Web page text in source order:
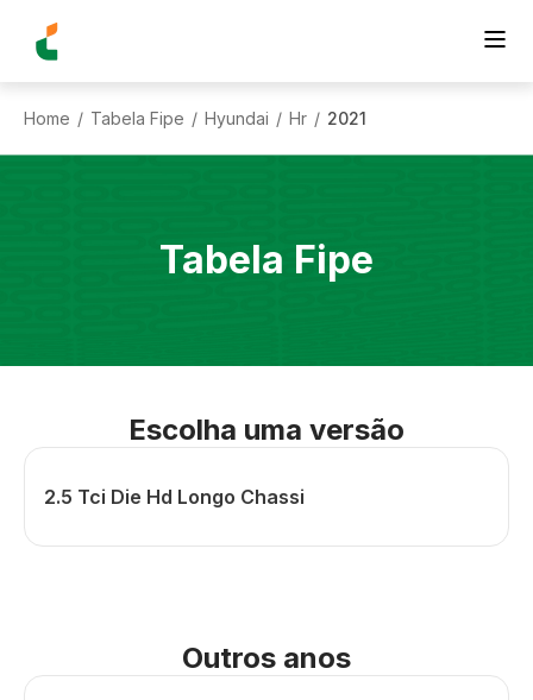
Home / Tabela Fipe / Hyundai / Hr / 2021
Tabela Fipe
Escolha uma versão
2.5 Tci Die Hd Longo Chassi
Outros anos